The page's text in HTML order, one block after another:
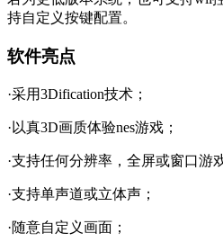
持自定义按键配置。
软件亮点
·采用3Dification技术；
·以真3D画质体验nes游戏；
·支持任何分辨率，全屏或窗口游
·支持单声道或立体声；
·随意自定义画面；